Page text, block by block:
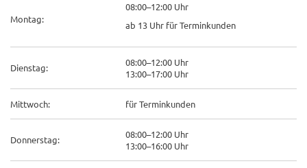
Mon­tag:
08:00–12:00 Uhr
ab 13 Uhr für Ter­min­kun­den
Diens­tag:
08:00–12:00 Uhr
13:00–17:00 Uhr
Mitt­woch: für Ter­min­kun­den
Don­ners­tag:
08:00–12:00 Uhr
13:00–16:00 Uhr